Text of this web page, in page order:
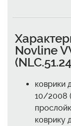
Novline
коврики
10/2008
коврику